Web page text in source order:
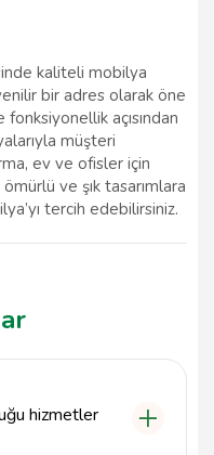
kaliteli mobilya
bir adres olarak öne
fonksiyonellik açısından
müşteri
ev ve ofisler için
ve şık tasarımlara
tercih edebilirsiniz.
hizmetler